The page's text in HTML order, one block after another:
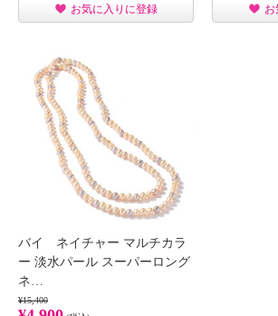
お気に入りに登録 お
バイ ネイチャー マルチカラ
ー 淡水パール スーパーロング
ネ…
¥15,400